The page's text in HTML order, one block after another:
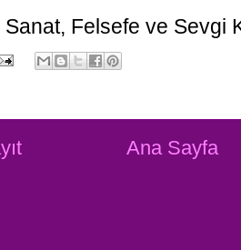
Sanat, Felsefe ve Sevgi
Ana Sayfa